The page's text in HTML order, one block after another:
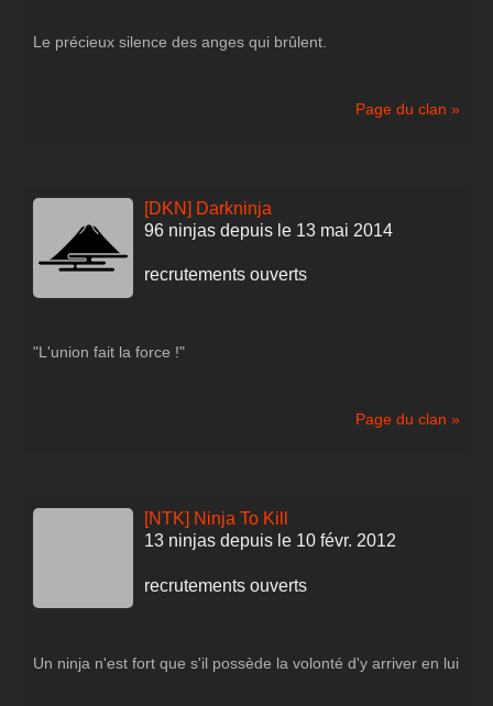
Le précieux silence des anges qui brûlent.
Page du clan »
[DKN] Darkninja
96 ninjas depuis le 13 mai 2014
recrutements ouverts
"L'union fait la force !"
Page du clan »
[NTK] Ninja To Kill
13 ninjas depuis le 10 févr. 2012
recrutements ouverts
Un ninja n'est fort que s'il possède la volonté d'y arriver en lui